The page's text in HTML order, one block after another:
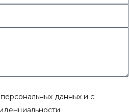
данных и с